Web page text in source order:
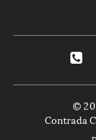
©
Contrada